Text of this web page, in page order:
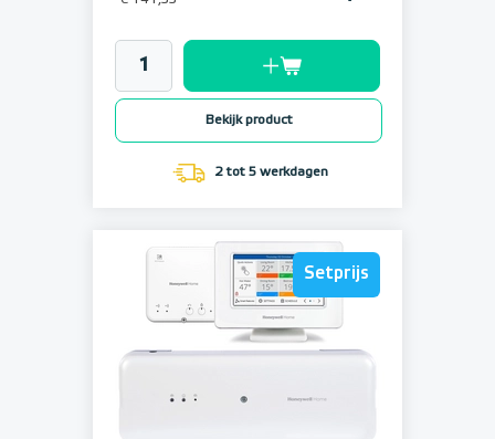
Bekijk product
2 tot 5 werkdagen
Setprijs